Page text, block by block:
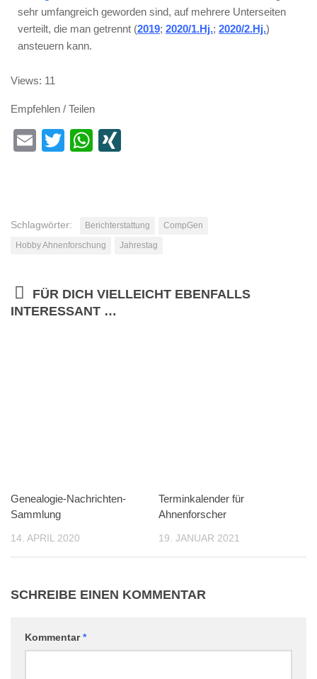
sehr umfangreich geworden sind, auf mehrere Unterseiten
verteilt, die man getrennt (2019; 2020/1.Hj.; 2020/2.Hj.)
ansteuern kann.
Views: 11
Empfehlen / Teilen
EmailTwitterWhatsApp
Schlagwörter: Berichterstattung
CompGen
Hobby Ahnenforschung
Jahrestag
FÜR DICH VIELLEICHT EBENFALLS
INTERESSANT …
Genealogie-Nachrichten-
Sammlung
14. APRIL 2020
Terminkalender für
Ahnenforscher
19. JANUAR 2021
SCHREIBE EINEN KOMMENTAR
Kommentar*